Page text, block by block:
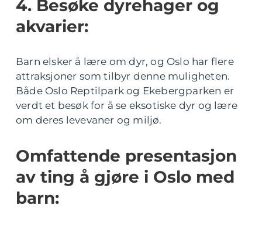
4. Besøke dyrehager og
akvarier:
Barn elsker å lære om dyr, og Oslo har flere
attraksjoner som tilbyr denne muligheten.
Både Oslo Reptilpark og Ekebergparken er
verdt et besøk for å se eksotiske dyr og lære
om deres levevaner og miljø.
Omfattende presentasjon
av ting å gjøre i Oslo med
barn: